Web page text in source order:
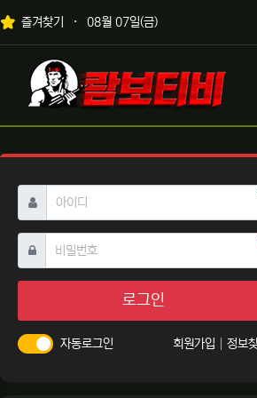
상단 네비
즐겨찾기 08월 07일(금)
메인 메뉴
로고
아이디 필수
비밀번호필수
로그인
자동로그인 회원가입 정보